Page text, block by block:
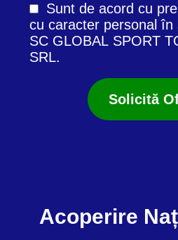
Sunt de acord cu
cu caracter personal în
SC GLOBAL SPORT
SRL.
Acoperire